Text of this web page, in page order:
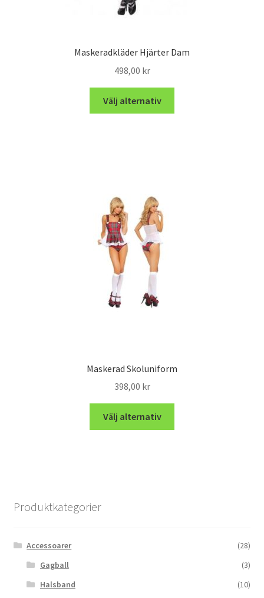
Maskeradkläder Hjärter Dam
498,00 kr
Välj alternativ
Maskerad Skoluniform
398,00 kr
Välj alternativ
Produktkategorier
Accessoarer
(28)
Gagball
(3)
Halsband
(10)